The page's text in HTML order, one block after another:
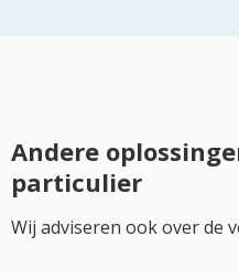
Andere
particulier
Wij adviseren ook over de